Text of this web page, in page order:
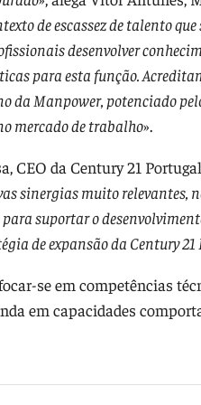
de escassez de talento
desenvolver
para esta função.
da Manpower, potenciado
mercado de trabalho».
CEO da Century 21
sinergias muito relevantes,
para suportar o
de expansão da Century
se em competências
em capacidades